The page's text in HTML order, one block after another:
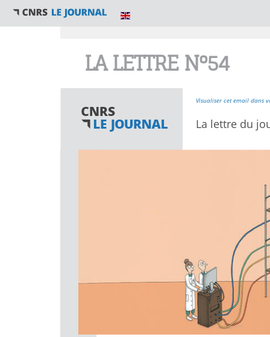
LA LETTRE N°54
Visualiser cet email dans
La lettre du